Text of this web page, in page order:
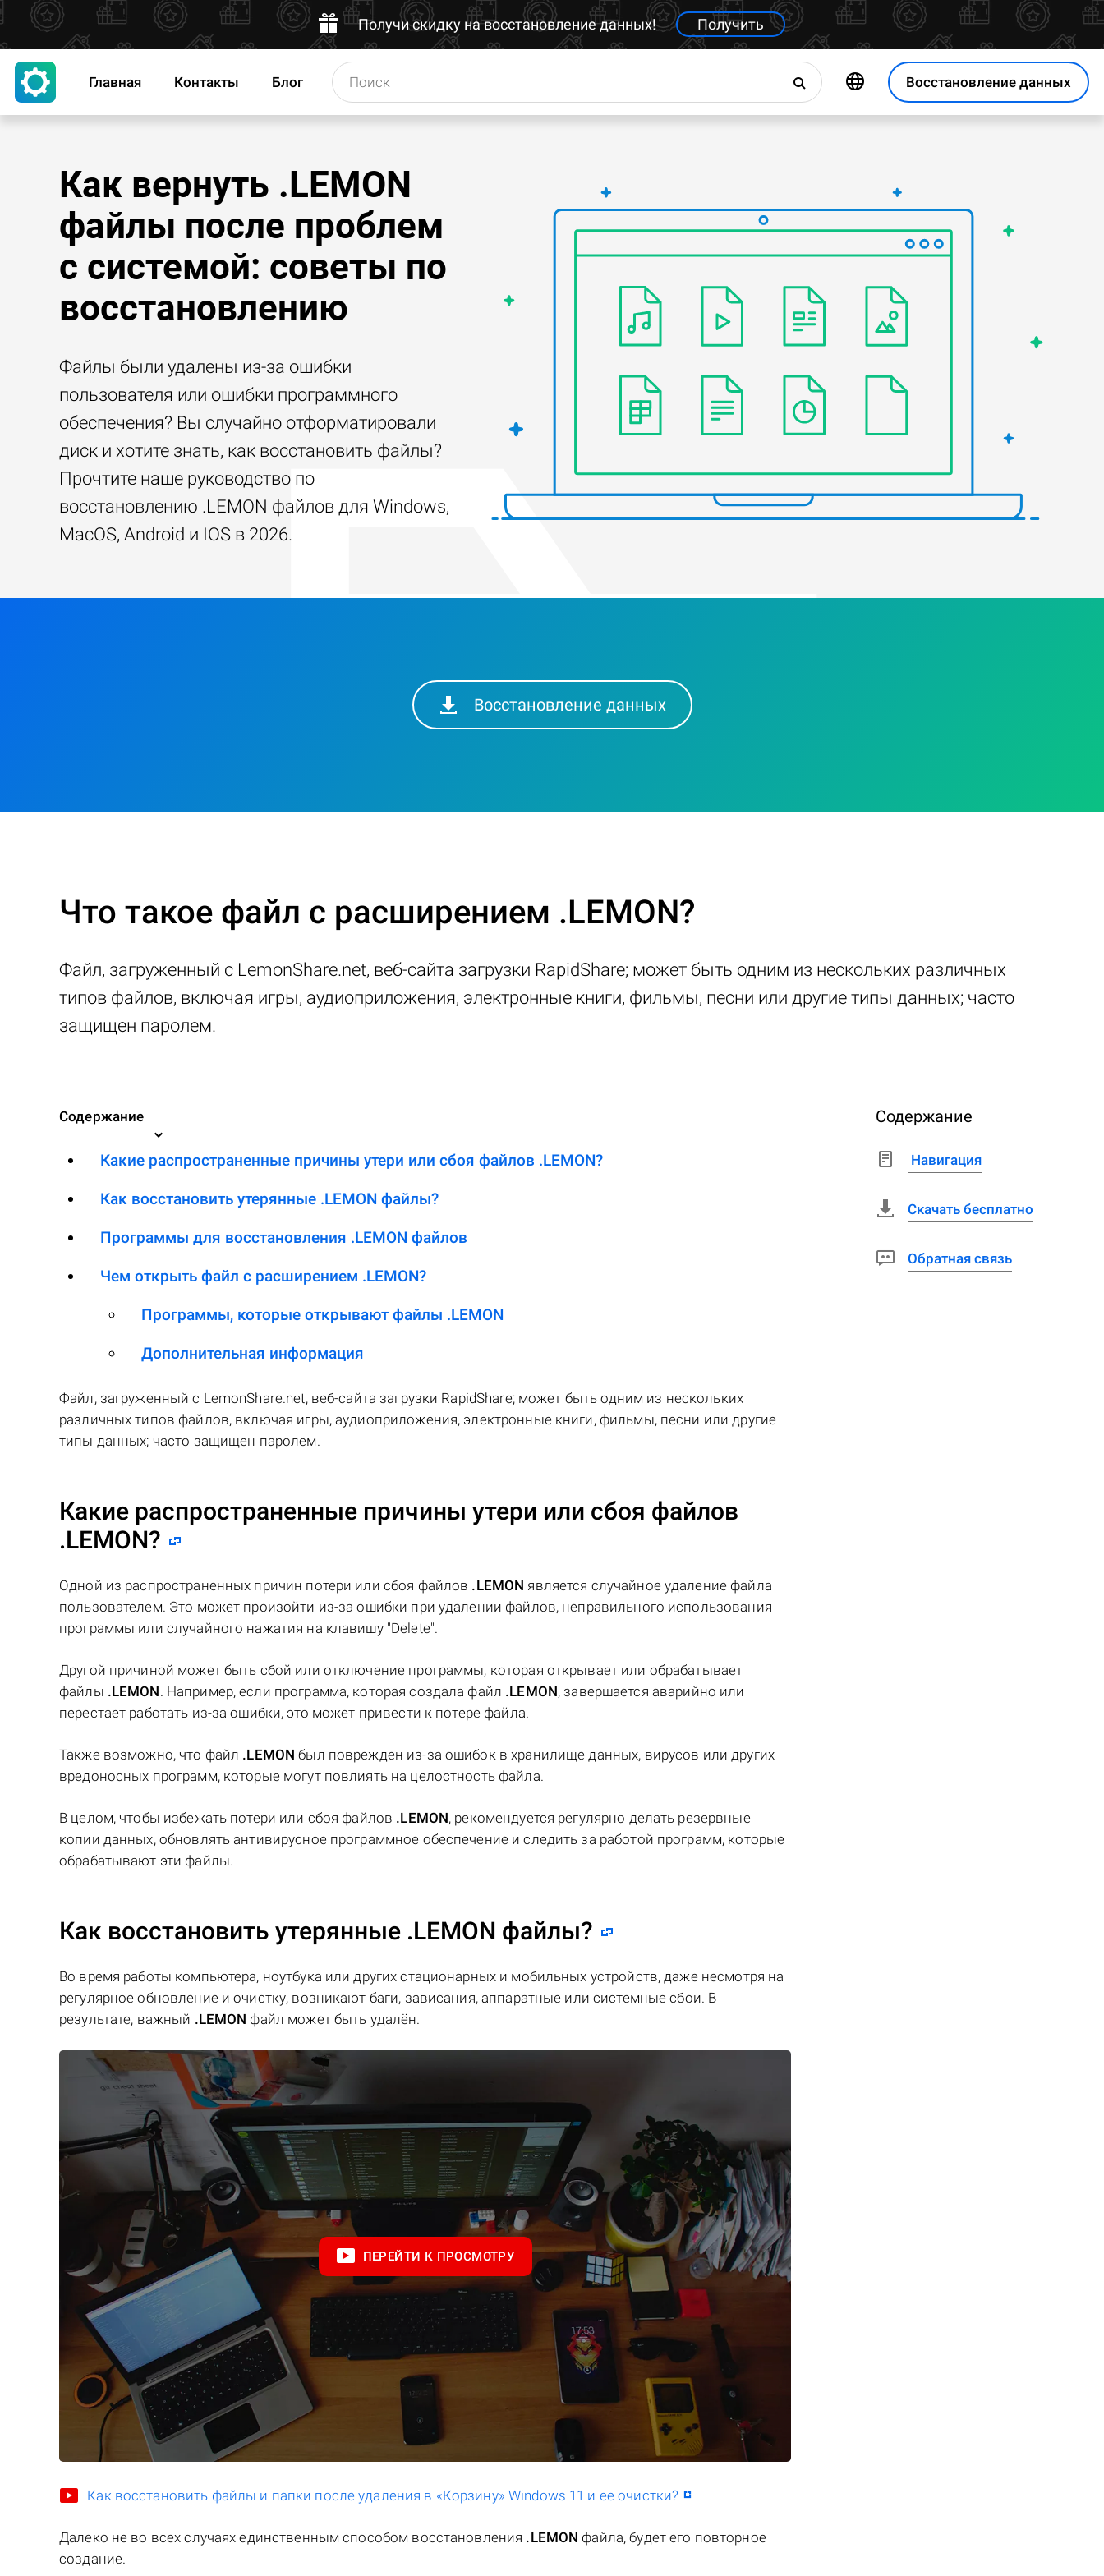
Получи скидку на восстановление данных! Получить
Восстановление данных
Главная Контакты Блог
Как вернуть .LEMON
файлы после проблем
с системой: советы по
восстановлению
Файлы были удалены из-за ошибки
пользователя или ошибки программного
обеспечения? Вы случайно отформатировали
диск и хотите знать, как восстановить файлы?
Прочтите наше руководство по
восстановлению .LEMON файлов для Windows,
MacOS, Android и IOS в 2026.
Восстановление данных
Что такое файл с расширением .LEMON?
Файл, загруженный с LemonShare.net, веб-сайта загрузки RapidShare; может быть одним из нескольких различных
типов файлов, включая игры, аудиоприложения, электронные книги, фильмы, песни или другие типы данных; часто
защищен паролем.
Содержание
Какие распространенные причины утери или сбоя файлов .LEMON?
Как восстановить утерянные .LEMON файлы?
Программы для восстановления .LEMON файлов
Чем открыть файл с расширением .LEMON?
Программы, которые открывают файлы .LEMON
Дополнительная информация
Файл, загруженный с LemonShare.net, веб-сайта загрузки RapidShare; может быть одним из нескольких
различных типов файлов, включая игры, аудиоприложения, электронные книги, фильмы, песни или другие
типы данных; часто защищен паролем.
Какие распространенные причины утери или сбоя файлов
.LEMON?
Одной из распространенных причин потери или сбоя файлов .LEMON является случайное удаление файла
пользователем. Это может произойти из-за ошибки при удалении файлов, неправильного использования
программы или случайного нажатия на клавишу "Delete".
Другой причиной может быть сбой или отключение программы, которая открывает или обрабатывает
файлы .LEMON. Например, если программа, которая создала файл .LEMON, завершается аварийно или
перестает работать из-за ошибки, это может привести к потере файла.
Также возможно, что файл .LEMON был поврежден из-за ошибок в хранилище данных, вирусов или других
вредоносных программ, которые могут повлиять на целостность файла.
В целом, чтобы избежать потери или сбоя файлов .LEMON, рекомендуется регулярно делать резервные
копии данных, обновлять антивирусное программное обеспечение и следить за работой программ, которые
обрабатывают эти файлы.
Как восстановить утерянные .LEMON файлы?
Во время работы компьютера, ноутбука или других стационарных и мобильных устройств, даже несмотря на
регулярное обновление и очистку, возникают баги, зависания, аппаратные или системные сбои. В
результате, важный .LEMON файл может быть удалён.
ПЕРЕЙТИ К ПРОСМОТРУ
Как восстановить файлы и папки после удаления в «Корзину» Windows 11 и ее очистки?
Далеко не во всех случаях единственным способом восстановления .LEMON файла, будет его повторное
создание.
Содержание
Навигация
Скачать бесплатно
Обратная связь